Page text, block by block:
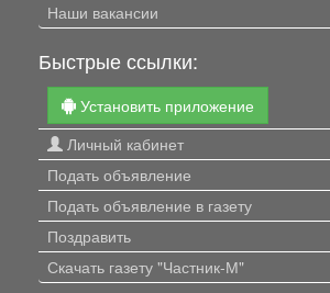
Наши вакансии
Быстрые ссылки:
Установить приложение
Личный кабинет
Подать объявление
Подать объявление в газету
Поздравить
Скачать газету "Частник-М"